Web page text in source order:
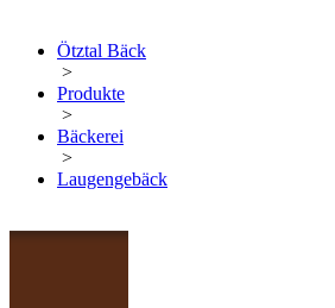
Ötztal Bäck
>
Produkte
>
Bäckerei
>
Laugengebäck